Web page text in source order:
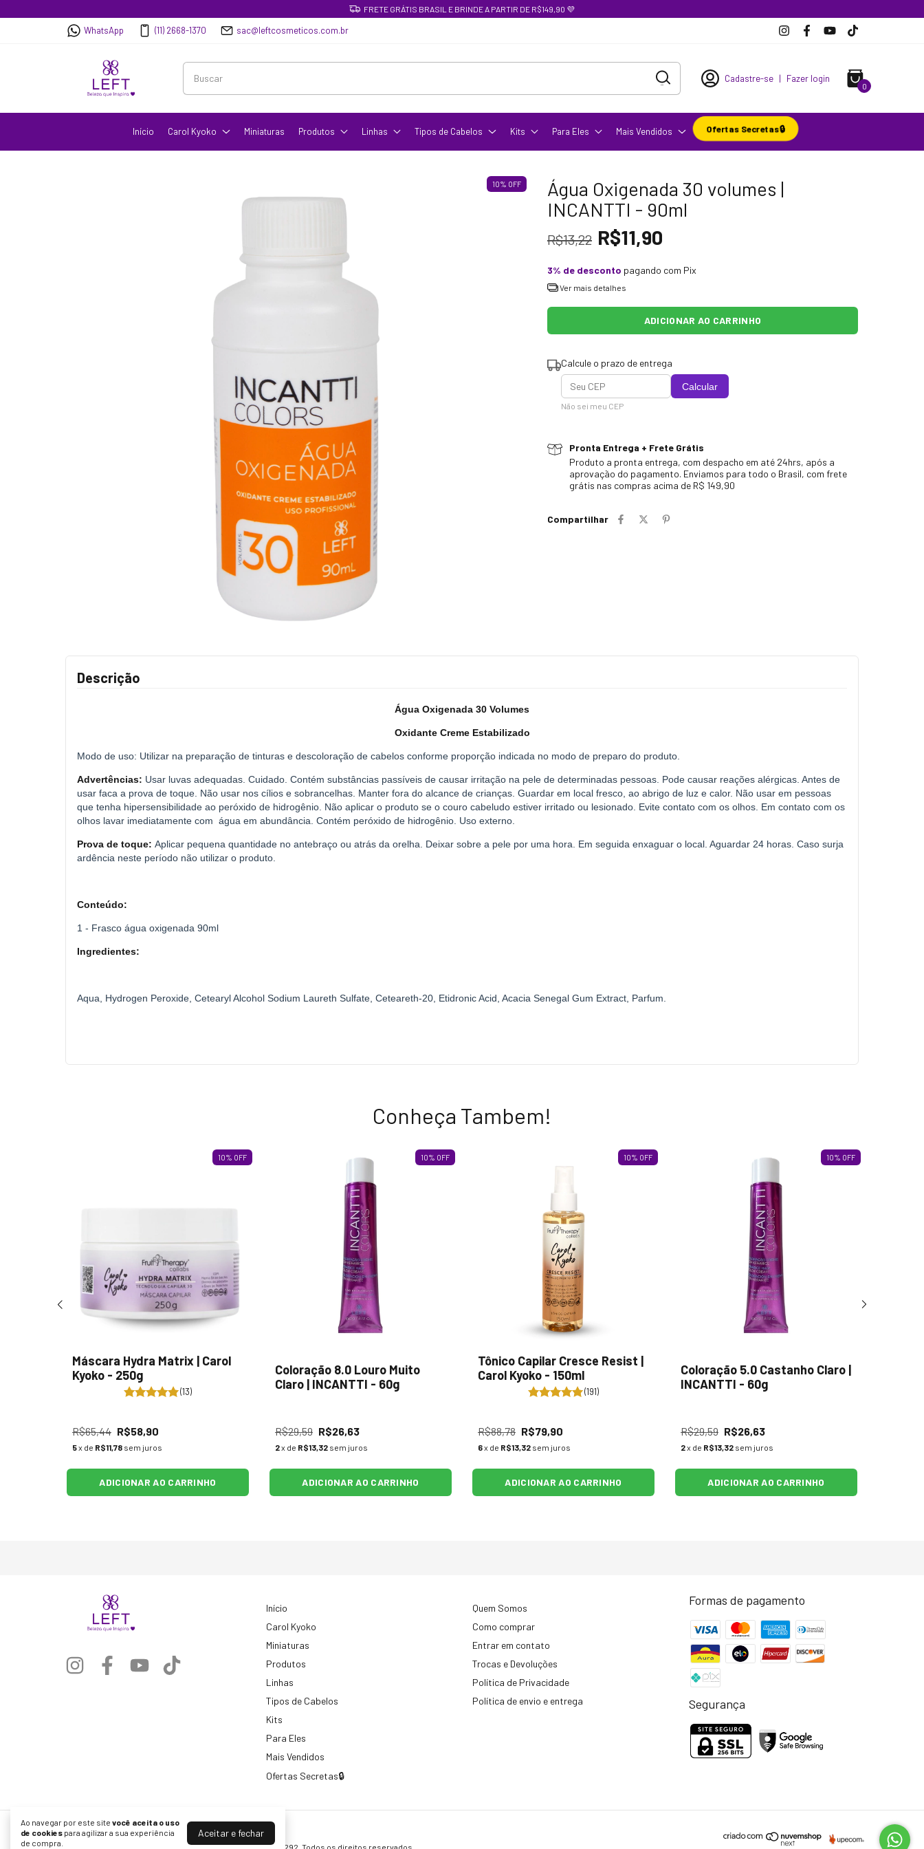
FRETE GRÁTIS BRASIL E BRINDE A PARTIR DE R$149,90 💜
WhatsApp (11) 2668-1370 sac@leftcosmeticos.com.br
Cadastre-se | Fazer login
0
Início Carol Kyoko Miniaturas Produtos Linhas Tipos de Cabelos Kits Para Eles Mais Vendidos Ofertas Secretas🔒
Ao navegar por este site você aceita o uso
de cookies para agilizar a sua experiência
de compra.
Aceitar e fechar
10% OFF
Água Oxigenada 30 volumes |
INCANTTI - 90ml
R$13,22 R$11,90
3% de desconto pagando com Pix
Ver mais detalhes
Calcule o prazo de entrega
Calcular
Não sei meu CEP
Pronta Entrega + Frete Grátis
Produto a pronta entrega, com despacho em até 24hrs, após a
aprovação do pagamento. Enviamos para todo o Brasil, com frete
grátis nas compras acima de R$ 149,90
Compartilhar
Descrição
Água Oxigenada 30 Volumes
Oxidante Creme Estabilizado
Modo de uso: Utilizar na preparação de tinturas e descoloração de cabelos conforme proporção indicada no modo de preparo do produto.
Advertências: Usar luvas adequadas. Cuidado. Contém substâncias passíveis de causar irritação na pele de determinadas pessoas. Pode causar reações alérgicas. Antes de
usar faca a prova de toque. Não usar nos cílios e sobrancelhas. Manter fora do alcance de crianças. Guardar em local fresco, ao abrigo de luz e calor. Não usar em pessoas
que tenha hipersensibilidade ao peróxido de hidrogênio. Não aplicar o produto se o couro cabeludo estiver irritado ou lesionado. Evite contato com os olhos. Em contato com os
olhos lavar imediatamente com água em abundância. Contém peróxido de hidrogênio. Uso externo.
Prova de toque: Aplicar pequena quantidade no antebraço ou atrás da orelha. Deixar sobre a pele por uma hora. Em seguida enxaguar o local. Aguardar 24 horas. Caso surja
ardência neste período não utilizar o produto.
Conteúdo:
1 - Frasco água oxigenada 90ml
Ingredientes:
Aqua, Hydrogen Peroxide, Cetearyl Alcohol Sodium Laureth Sulfate, Ceteareth-20, Etidronic Acid, Acacia Senegal Gum Extract, Parfum.
Conheça Tambem!
10% OFF
Máscara Hydra Matrix | Carol
Kyoko - 250g
(13)
R$65,44 R$58,90
5x de R$11,78 sem juros
ADICIONAR AO CARRINHO
10% OFF
Coloração 8.0 Louro Muito
Claro | INCANTTI - 60g
R$29,59 R$26,63
2x de R$13,32 sem juros
ADICIONAR AO CARRINHO
10% OFF
Tônico Capilar Cresce Resist |
Carol Kyoko - 150ml
(191)
R$88,78 R$79,90
6x de R$13,32 sem juros
ADICIONAR AO CARRINHO
10% OFF
Coloração 5.0 Castanho Claro |
INCANTTI - 60g
R$29,59 R$26,63
2x de R$13,32 sem juros
ADICIONAR AO CARRINHO
Início
Carol Kyoko
Miniaturas
Produtos
Linhas
Tipos de Cabelos
Kits
Para Eles
Mais Vendidos
Ofertas Secretas🔒
Quem Somos
Como comprar
Entrar em contato
Trocas e Devoluções
Política de Privacidade
Política de envio e entrega
Formas de pagamento
Segurança
Left Cosméticos